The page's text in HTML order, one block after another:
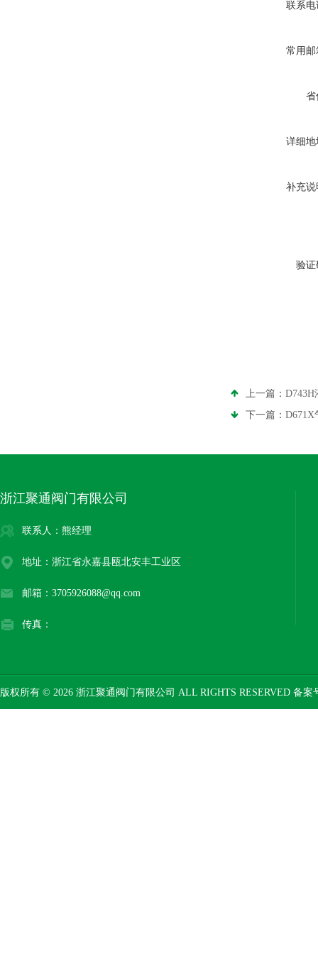
联系电
常用邮
省
详细地
补充说
验证
上一篇：
下一篇： D671X
浙江聚通阀门有限公司
联系人：熊经理
地址：浙江省永嘉县瓯北安丰工业区
邮箱：3705926088@qq.com
传真：
版权所有 © 2026 浙江聚通阀门有限公司 ALL RIGHTS RESERVED 备案